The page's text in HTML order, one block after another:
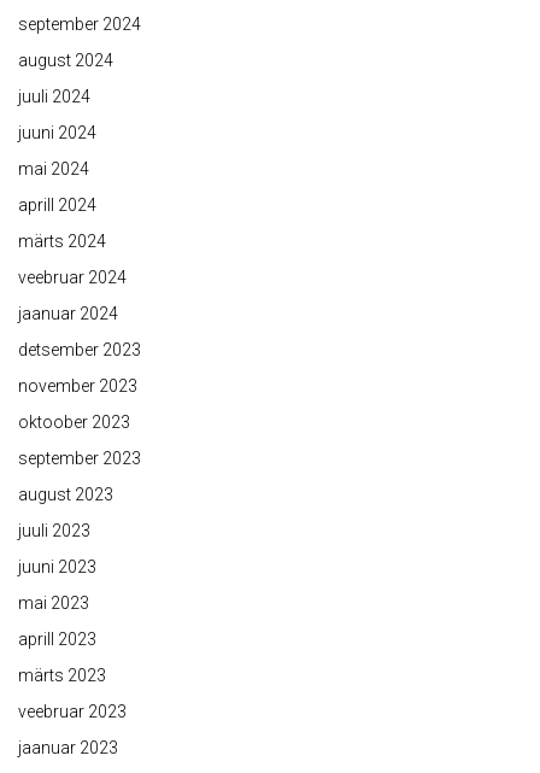
september 2024
august 2024
juuli 2024
juuni 2024
mai 2024
aprill 2024
märts 2024
veebruar 2024
jaanuar 2024
detsember 2023
november 2023
oktoober 2023
september 2023
august 2023
juuli 2023
juuni 2023
mai 2023
aprill 2023
märts 2023
veebruar 2023
jaanuar 2023